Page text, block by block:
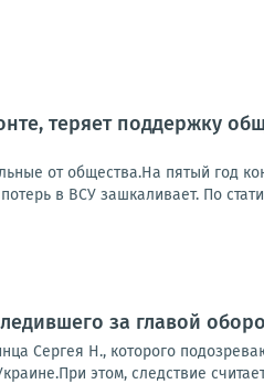
теряет поддержку
от общества.На пятый год
в ВСУ зашкаливает. По
за главой
Сергея Н., которого
этом, cледствие